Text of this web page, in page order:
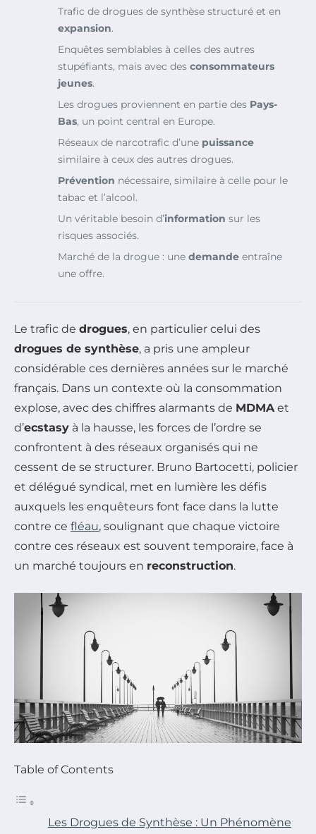
Trafic de drogues de synthèse structuré et en
expansion.
Enquêtes semblables à celles des autres
stupéfiants, mais avec des consommateurs
jeunes.
Les drogues proviennent en partie des Pays-
Bas, un point central en Europe.
Réseaux de narcotrafic d’une puissance
similaire à ceux des autres drogues.
Prévention nécessaire, similaire à celle pour le
tabac et l’alcool.
Un véritable besoin d’information sur les
risques associés.
Marché de la drogue : une demande entraîne
une offre.
Le trafic de drogues, en particulier celui des
drogues de synthèse, a pris une ampleur
considérable ces dernières années sur le marché
français. Dans un contexte où la consommation
explose, avec des chiffres alarmants de MDMAet
d’ecstasy à la hausse, les forces de l’ordre se
confrontent à des réseaux organisés qui ne
cessent de se structurer. Bruno Bartocetti, policier
et délégué syndical, met en lumière les défis
auxquels les enquêteurs font face dans la lutte
contre ce fléau, soulignant que chaque victoire
contre ces réseaux est souvent temporaire, face à
un marché toujours en reconstruction.
Table of Contents
Les Drogues de Synthèse : Un Phénomène